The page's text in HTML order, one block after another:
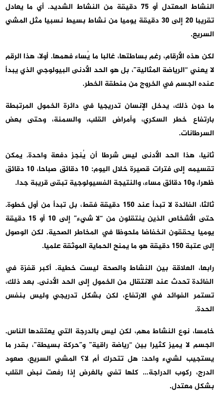
النشاط المعتدل أو 75 دقيقة من النشاط الشديد. أي ما يعادل
تقريبا 20 إلى 30 دقيقة يوميا من نشاط بسيط نسبيا مثل المشي
السريع.
لكن هذه الأرقام، رغم بساطتها، غالبا ما يُساء فهمها.أولا، هذا الرقم
لا يعني “الرياضة المثالية”، بل هو الحد الأدنى البيولوجي الذي يبدأ
عنده الجسم في الخروج من منطقة الخطر.
ما دون ذلك، يدخل الإنسان تدريجيا في دائرة الخمول المرتبطة
بارتفاع خطر السكري، وأمراض القلب، والسمنة، وحتى بعض
السرطانات.
ثانيا، هذا الحد الأدنى ليس شرطا أن يُنجز دفعة واحدة. يمكن
تقسيمه إلى فترات قصيرة خلال اليوم: 10 دقائق صباحا، 10 دقائق
ظهرا، و10 دقائق مساء، والنتيجة الفسيولوجية تبقى قريبة جدا.
ثالثا
، الفائدة لا تبدأ عند 150 دقيقة فقط، بل تبدأ من أول خطوة.
حتى الأشخاص الذين ينتقلون من “لا شيء” إلى 10 أو 15 دقيقة
يوميا يحققون انخفاضا ملحوظا في المخاطر الصحية. لكن الوصول
إلى عتبة 150 دقيقة هو ما يمنح الحماية الموثقة علميا.
رابعا، العلاقة بين النشاط والصحة ليست خطية. أكبر قفزة في
الفائدة تحدث عند الانتقال من الخمول إلى الحد الأدنى. بعد ذلك،
تستمر الفوائد في الارتفاع، لكن بشكل تدريجي وليس بنفس
الحدة.
خامسا، نوع النشاط مهم، لكن ليس بالدرجة التي يعتقدها الناس.
الجسم لا يميز كثيرا بين “رياضة راقية” و”حركة بسيطة”، بقدر ما
يستجيب لشيء واحد: هل تتحرك أم لا؟ المشي السريع، صعود
الدرج، ركوب الدراجة… كلها تفي بالغرض إذا رفعت نبض القلب
بشكل معتدل.